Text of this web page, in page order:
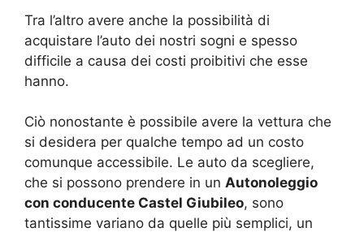
Tra l’altro avere anche la possibilità di
acquistare l’auto dei nostri sogni e spesso
difficile a causa dei costi proibitivi che esse
hanno.
Ciò nonostante è possibile avere la vettura che
si desidera per qualche tempo ad un costo
comunque accessibile. Le auto da scegliere,
che si possono prendere in un Autonoleggio
con conducente Castel Giubileo, sono
tantissime variano da quelle più semplici, un